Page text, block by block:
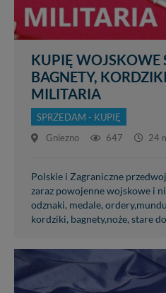
KUPIĘ WOJSKOWE
BAGNETY,
MILITARIA
SPRZEDAM - KUPIĘ
Gniezno
647 24
Polskie i Zagraniczne
zaraz powojenne wojskowe i
odznaki, medale,
kordziki, bagnety,noże, stare